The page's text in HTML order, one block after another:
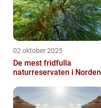
02 oktober 2025
De mest fridfulla
naturreservaten i Norden